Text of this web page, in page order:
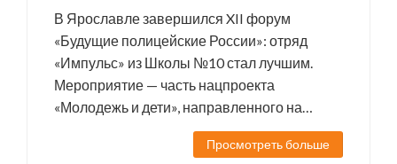
В Ярославле завершился XII форум
«Будущие полицейские России»: отряд
«Импульс» из Школы №10 стал лучшим.
Мероприятие — часть нацпроекта
«Молодежь и дети», направленного на
профилактику правонарушений и
профориентацию подростков.Просмотреть больше